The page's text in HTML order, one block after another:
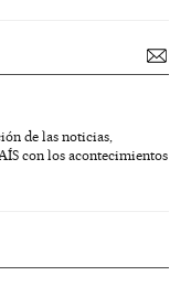
de las noticias,
con los acontecimientos